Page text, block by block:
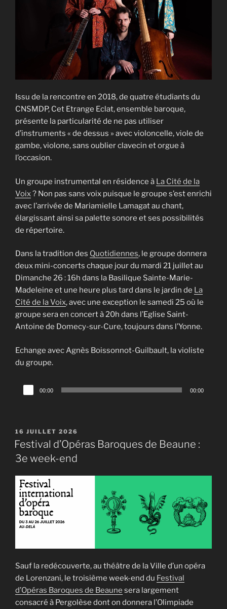
Issu de la rencontre en 2018, de quatre étudiants du
CNSMDP, Cet Etrange Eclat, ensemble baroque,
présente la particularité de ne pas utiliser
d’instruments « de dessus » avec violoncelle, viole de
gambe, violone, sans oublier clavecin et orgue à
l’occasion.
Un groupe instrumental en résidence à La Cité de la
Voix? Non pas sans voix puisque le groupe s’est enrichi
avec l’arrivée de Mariamielle Lamagat au chant,
élargissant ainsi sa palette sonore et ses possibilités
de répertoire.
Dans la tradition des Quotidiennes, le groupe donnera
deux mini-concerts chaque jour du mardi 21 juillet au
Dimanche 26 : 16h dans la Basilique Sainte-Marie-
Madeleine et une heure plus tard dans le jardin de La
Cité de la Voix, avec une exception le samedi 25 où le
groupe sera en concert à 20h dans l’Eglise Saint-
Antoine de Domecy-sur-Cure, toujours dans l’Yonne.
Echange avec Agnès Boissonnot-Guilbault, la violiste
du groupe.
Lecteur
audio
00:00 00:00
PUBLIÉ
LE
16 JUILLET 2026
Festival d’Opéras Baroques de Beaune :
3e week-end
Sauf la redécouverte, au théâtre de la Ville d’un opéra
de Lorenzani, le troisième week-end du Festival
d’Opéras Baroques de Beaune sera largement
consacré à Pergolèse dont on donnera l’Olimpiade